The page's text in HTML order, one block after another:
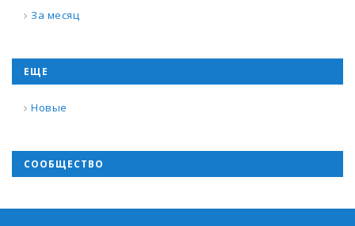
За месяц
ЕЩЕ
Новые
СООБЩЕСТВО